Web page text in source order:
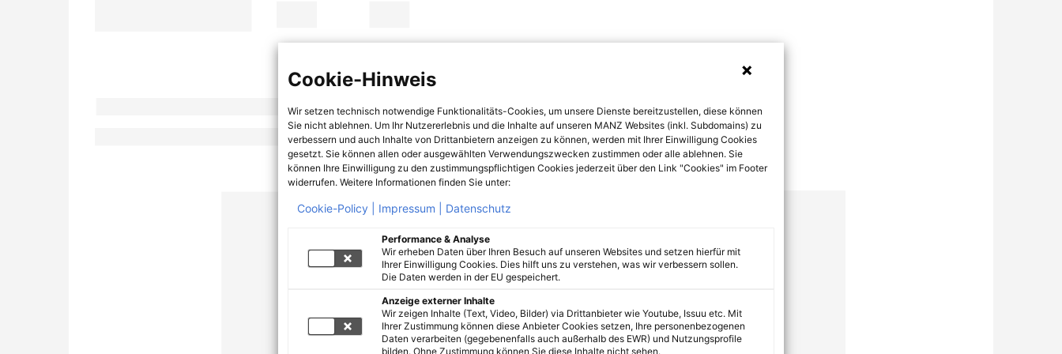
Cookie-Hinweis
Wir setzen technisch notwendige Funktionalitäts-Cookies, um unsere Dienste bereitzustellen, diese können
Sie nicht ablehnen. Um Ihr Nutzererlebnis und die Inhalte auf unseren MANZ Websites (inkl. Subdomains) zu
verbessern und auch Inhalte von Drittanbietern anzeigen zu können, werden mit Ihrer Einwilligung Cookies
gesetzt. Sie können allen oder ausgewählten Verwendungszwecken zustimmen oder alle ablehnen. Sie
können Ihre Einwilligung zu den zustimmungspflichtigen Cookies jederzeit über den Link "Cookies" im Footer
widerrufen. Weitere Informationen finden Sie unter:
Cookie-Policy | Impressum | Datenschutz
Performance & Analyse
Wir erheben Daten über Ihren Besuch auf unseren Websites und setzen hierfür mit
Ihrer Einwilligung Cookies. Dies hilft uns zu verstehen, was wir verbessern sollen.
Die Daten werden in der EU gespeichert.
Anzeige externer Inhalte
Wir zeigen Inhalte (Text, Video, Bilder) via Drittanbieter wie Youtube, Issuu etc. Mit
Ihrer Zustimmung können diese Anbieter Cookies setzen, Ihre personenbezogenen
Daten verarbeiten (gegebenenfalls auch außerhalb des EWR) und Nutzungsprofile
bilden. Ohne Zustimmung können Sie diese Inhalte nicht sehen.